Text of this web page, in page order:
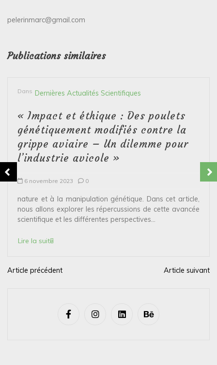
pelerinmarc@gmail.com
Publications similaires
Dans Dernières Actualités Scientifiques
« Impact et éthique : Des poulets
génétiquement modifiés contre la
grippe aviaire – Un dilemme pour
l’industrie avicole »
6 novembre 2023 0
nature et à la manipulation génétique. Dans cet article,
nous allons explorer les répercussions de cette avancée
scientifique et les différentes perspectives...
Lire la suite
N
Article précédent Article suivant